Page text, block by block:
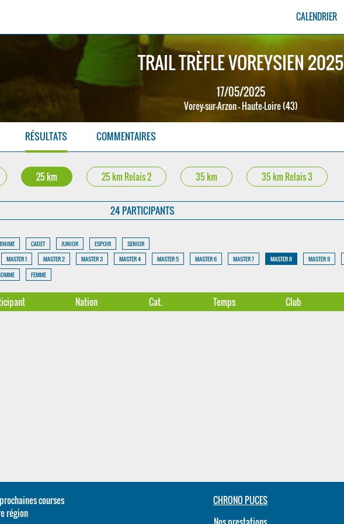
CALENDRIER
TRAIL TRÈFLE VOREYSIEN 2025
17/05/2025
Vorey-sur-Arzon - Haute-Loire (43)
RÉSULTATS COMMENTAIRES
25 km 25 km Relais 2 35 km 35 km Relais 3
24 PARTICIPANTS
CADET JUNIOR ESPOIR
SENIOR
MASTER 1 MASTER 2 MASTER 3 MASTER 4 MASTER 5 MASTER 6 MASTER 7 MASTER 8 MASTER 9
FEMME
Nation Cat. Temps Club
courses
région
CHRONO PUCES